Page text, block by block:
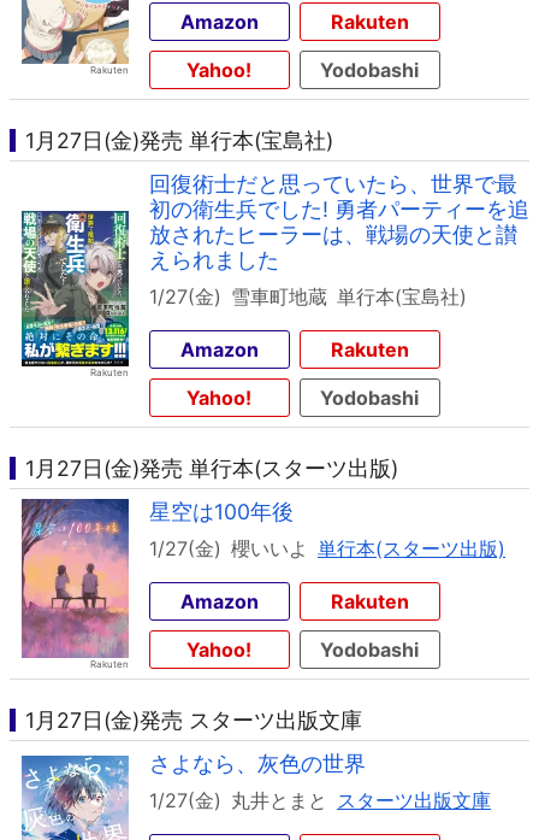
Amazon
Rakuten
Yahoo!
Yodobashi
1月27日(金)発売 単行本(宝島社)
回復術士だと思っていたら、世界で最
初の衛生兵でした! 勇者パーティーを追
放されたヒーラーは、戦場の天使と讃
えられました
1/27(金) 雪車町地蔵 単行本(宝島社)
Amazon
Rakuten
Yahoo!
Yodobashi
1月27日(金)発売 単行本(スターツ出版)
星空は100年後
1/27(金) 櫻いいよ 単行本(スターツ出版)
Amazon
Rakuten
Yahoo!
Yodobashi
1月27日(金)発売 スターツ出版文庫
さよなら、灰色の世界
1/27(金) 丸井とまと スターツ出版文庫